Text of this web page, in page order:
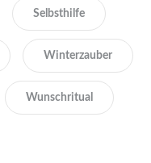
Selbsthilfe
Winterzauber
Wunschritual